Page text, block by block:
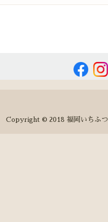
Copyright © 2018 福岡いちふ